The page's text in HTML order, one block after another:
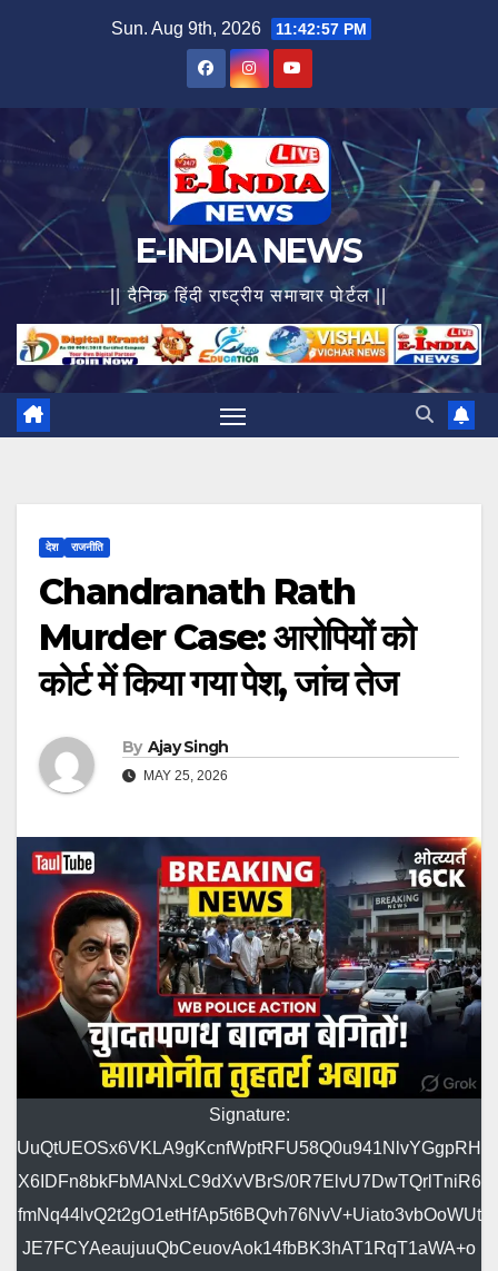
Sun. Aug 9th, 2026 11:42:58 PM
E-INDIA NEWS
|| दैनिक हिंदी राष्ट्रीय समाचार पोर्टल ||
देश राजनीति
Chandranath Rath
Murder Case: आरोपियों को
कोर्ट में किया गया पेश, जांच तेज
By Ajay Singh
MAY 25, 2026
Signature:
UuQtUEOSx6VKLA9gKcnfWptRFU58Q0u941NlvYGgpRH
X6IDFn8bkFbMANxLC9dXvVBrS/0R7ElvU7DwTQrlTniR6
fmNq44lvQ2t2gO1etHfAp5t6BQvh76NvV+Uiato3vbOoWUt
JE7FCYAeaujuuQbCeuovAok14fbBK3hAT1RqT1aWA+o